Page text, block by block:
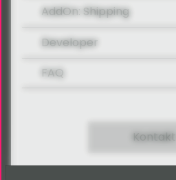
AddOn: Shipping
Developer
FAQ
Kontakt